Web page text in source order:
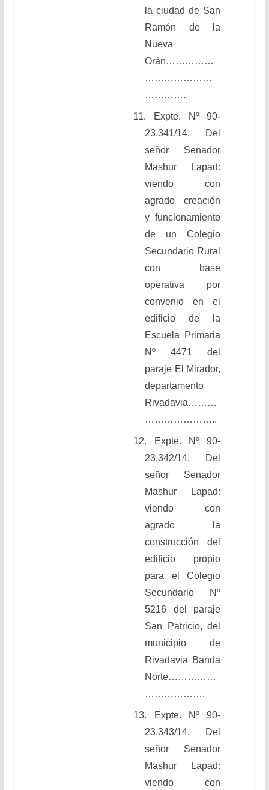
la ciudad de San
Ramón de la
Nueva
Orán……………
…………………
…………..
11. Expte. Nº 90-
23.341/14. Del
señor Senador
Mashur Lapad:
viendo con
agrado creación
y funcionamiento
de un Colegio
Secundario Rural
con base
operativa por
convenio en el
edificio de la
Escuela Primaria
Nº 4471 del
paraje El Mirador,
departamento
Rivadavia………
…………………..
12. Expte. Nº 90-
23.342/14. Del
señor Senador
Mashur Lapad:
viendo con
agrado la
construcción del
edificio propio
para el Colegio
Secundario Nº
5216 del paraje
San Patricio, del
municipio de
Rivadavia Banda
Norte……………
……………….
13. Expte. Nº 90-
23.343/14. Del
señor Senador
Mashur Lapad:
viendo con